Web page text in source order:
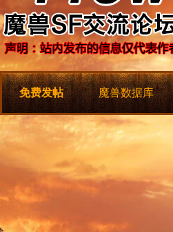
免费发帖 魔兽数据库